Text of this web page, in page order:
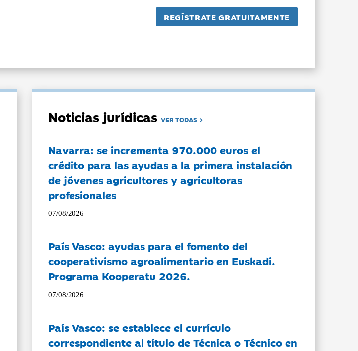
Noticias jurídicasVER TODAS
Navarra: se incrementa 970.000 euros el
crédito para las ayudas a la primera instalación
de jóvenes agricultores y agricultoras
profesionales
07/08/2026
País Vasco: ayudas para el fomento del
cooperativismo agroalimentario en Euskadi.
Programa Kooperatu 2026.
07/08/2026
País Vasco: se establece el currículo
correspondiente al título de Técnica o Técnico en